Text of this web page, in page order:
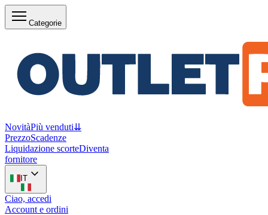
Categorie
NovitàPiù venduti⇊
PrezzoScadenze
Liquidazione scorteDiventa
fornitore
IT
Ciao, accedi
Account e ordini